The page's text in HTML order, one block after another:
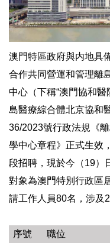
澳門特區政府與内地具
合作共同營運和管理離
中心（下稱“澳門協和
島醫療綜合體北京協和
36/2023號行政法規《
學中心章程》正式生效
段招聘，現於今（19）
對象為澳門特別行政區
請工作人員80名，涉及
序號 職位